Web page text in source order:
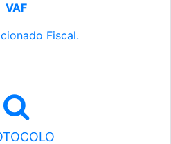
VAF
Fiscal.